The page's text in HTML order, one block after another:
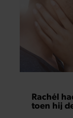
Rachél
toen hij